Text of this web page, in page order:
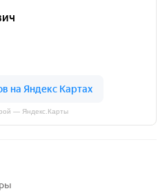
— Яндекс.Карты